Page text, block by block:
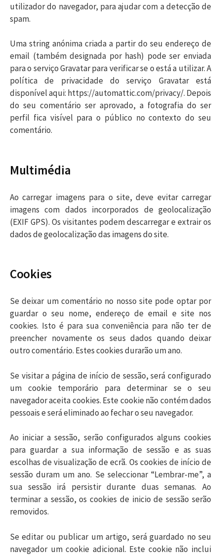
utilizador do navegador, para ajudar com a detecção de
spam.
Uma string anónima criada a partir do seu endereço de
email (também designada por hash) pode ser enviada
para o serviço Gravatar para verificar se o está a utilizar. A
política de privacidade do serviço Gravatar está
disponível aqui: https://automattic.com/privacy/. Depois
do seu comentário ser aprovado, a fotografia do ser
perfil fica visível para o público no contexto do seu
comentário.
Multimédia
Ao carregar imagens para o site, deve evitar carregar
imagens com dados incorporados de geolocalização
(EXIF GPS). Os visitantes podem descarregar e extrair os
dados de geolocalização das imagens do site.
Cookies
Se deixar um comentário no nosso site pode optar por
guardar o seu nome, endereço de email e site nos
cookies. Isto é para sua conveniência para não ter de
preencher novamente os seus dados quando deixar
outro comentário. Estes cookies durarão um ano.
Se visitar a página de início de sessão, será configurado
um cookie temporário para determinar se o seu
navegador aceita cookies. Este cookie não contém dados
pessoais e será eliminado ao fechar o seu navegador.
Ao iniciar a sessão, serão configurados alguns cookies
para guardar a sua informação de sessão e as suas
escolhas de visualização de ecrã. Os cookies de início de
sessão duram um ano. Se seleccionar “Lembrar-me”, a
sua sessão irá persistir durante duas semanas. Ao
terminar a sessão, os cookies de inicio de sessão serão
removidos.
Se editar ou publicar um artigo, será guardado no seu
navegador um cookie adicional. Este cookie não inclui